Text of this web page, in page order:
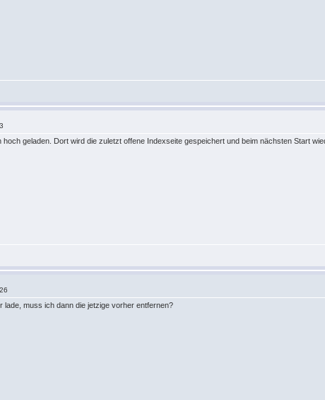
hoch geladen. Dort wird die zuletzt offene Indexseite gespeichert und beim nächsten Start
lade, muss ich dann die jetzige vorher entfernen?